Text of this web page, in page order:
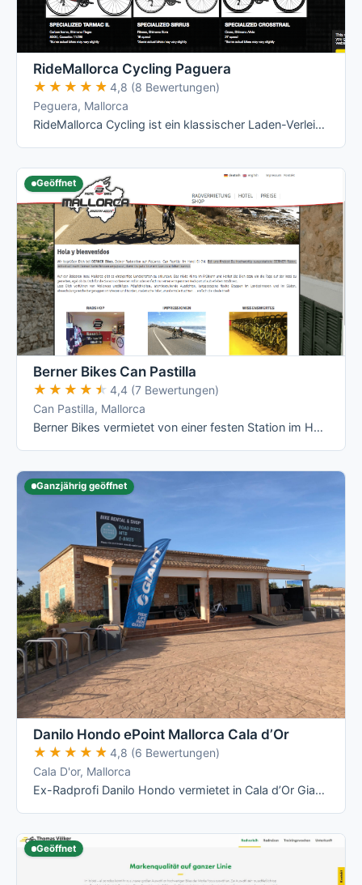
RideMallorca Cycling Paguera
★★★★★
★★★★★ 4,8 (8 Bewertungen)
Peguera, Mallorca
RideMallorca Cycling ist ein klassischer Laden-Verleih am Bulevar de Peguera: Du holst Dein Rad im Shop ab, dort wird es Dir angepasst – …
Geöffnet
Berner Bikes Can Pastilla
★★★★★
★★★★★ 4,4 (7 Bewertungen)
Can Pastilla, Mallorca
Berner Bikes vermietet von einer festen Station im Hotel THB El Cid an der Playa de Palma aus eine reine Rennrad- und E-Rennrad-Flotte mit …
Ganzjährig geöffnet
Danilo Hondo ePoint Mallorca Cala d’Or
★★★★★
★★★★★ 4,8 (6 Bewertungen)
Cala D'or, Mallorca
Ex-Radprofi Danilo Hondo vermietet in Cala d’Or Giant- und Liv-Räder – vom Rennrad über Mountainbike bis zum E-Bike – und betreibt dort ein …
Geöffnet